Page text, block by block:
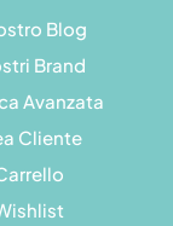
Blog
Brand
Avanzata
Cliente